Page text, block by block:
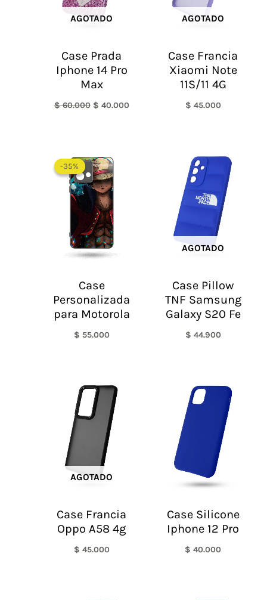
AGOTADO
Case Prada
Iphone 14 Pro
Max
$60.000 $ 40.000
AGOTADO
Case Francia
Xiaomi Note
11S/11 4G
$ 45.000
-35%
-35%
Case
Personalizada
para Motorola
$ 55.000
AGOTADO
Case Pillow
TNF Samsung
Galaxy S20 Fe
$ 44.900
AGOTADO
Case Francia
Oppo A58 4g
$ 45.000
Case Silicone
Iphone 12 Pro
$ 40.000